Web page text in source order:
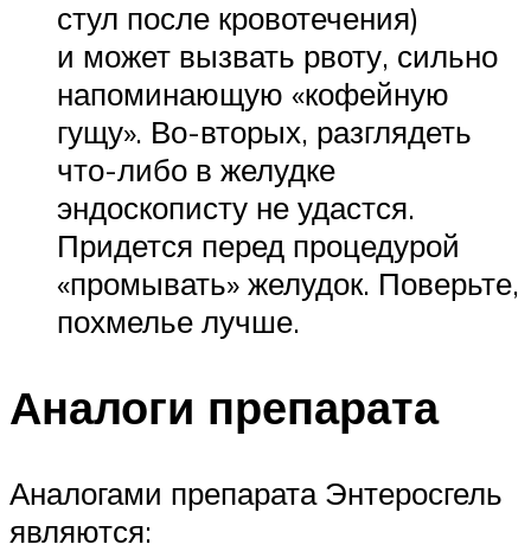
стул после кровотечения)
и может вызвать рвоту, сильно
напоминающую «кофейную
гущу». Во-вторых, разглядеть
что-либо в желудке
эндоскописту не удастся.
Придется перед процедурой
«промывать» желудок. Поверьте,
похмелье лучше.
Аналоги препарата
Аналогами препарата Энтеросгель
являются: